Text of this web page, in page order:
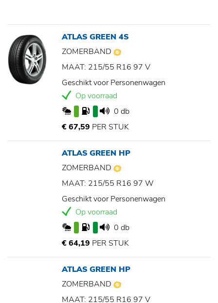
ATLAS GREEN 4S
ZOMERBAND
MAAT: 215/55 R16 97 V
Geschikt voor Personenwagen
Op voorraad
0 db
€ 67,59 PER STUK
ATLAS GREEN HP
ZOMERBAND
MAAT: 215/55 R16 97 W
Geschikt voor Personenwagen
Op voorraad
0 db
€ 64,19 PER STUK
ATLAS GREEN HP
ZOMERBAND
MAAT: 215/55 R16 97 V